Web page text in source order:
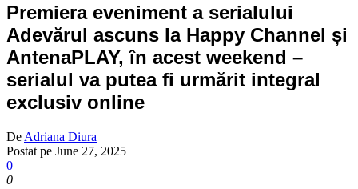
Premiera eveniment a serialului
Adevărul ascuns la Happy Channel și
AntenaPLAY, în acest weekend –
serialul va putea fi urmărit integral
exclusiv online
De Adriana Diura
Postat pe June 27, 2025
0
0